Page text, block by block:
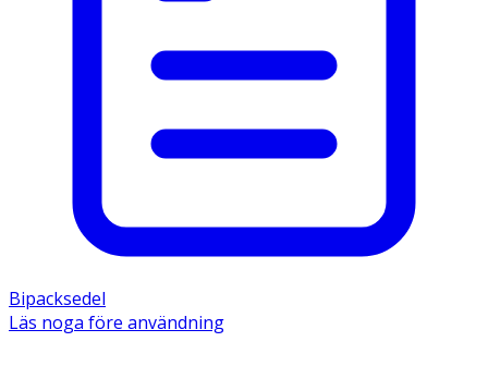
Bipacksedel
Läs noga före användning